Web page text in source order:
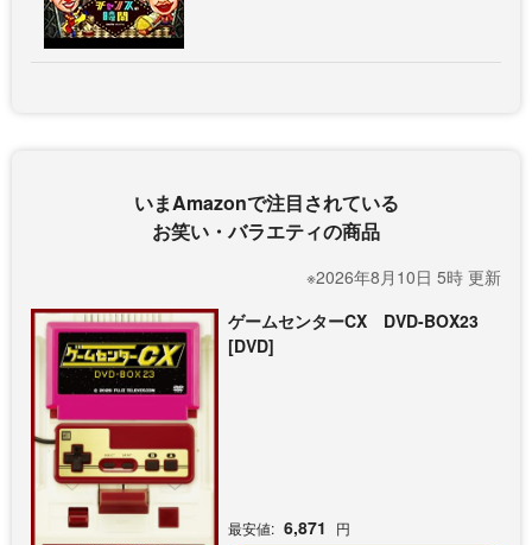
いまAmazonで注目されている
お笑い・バラエティの商品
※2026年8月10日 5時 更新
ゲームセンターCX DVD-BOX23
[DVD]
最安値: 6,871 円